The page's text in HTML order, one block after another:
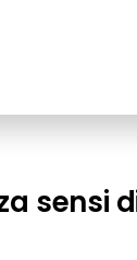
sensi